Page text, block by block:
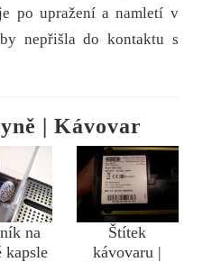
po upražení a namletí v
nepřišla do kontaktu s
| Kávovar
na
kapsle
Štítek
kávovaru |